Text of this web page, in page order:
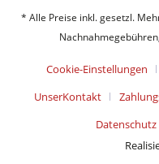
* Alle Preise inkl. gesetzl.
Cookie-Einstellungen
UnserKontakt
Datenschutz